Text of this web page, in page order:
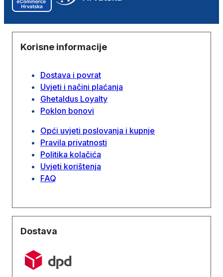
Korisne informacije
Dostava i povrat
Uvjeti i načini plaćanja
Ghetaldus Loyalty
Poklon bonovi
Opći uvjeti poslovanja i kupnje
Pravila privatnosti
Politika kolačića
Uvjeti korištenja
FAQ
Dostava